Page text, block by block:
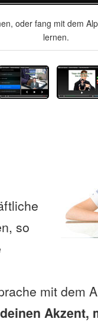
oder fang mit dem
lernen.
so
mit dem
deinen Akzent,